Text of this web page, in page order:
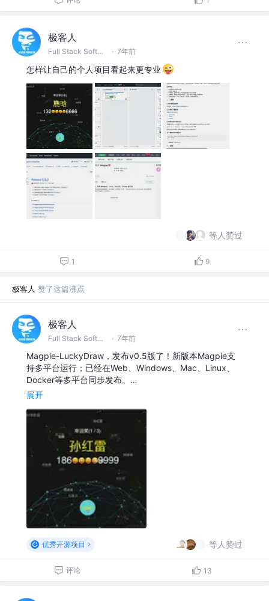
极客人
Full Stack Software Engineer & DevOps @字节跳动 · 7年前
怎样让自己的个人项目看起来更专业
等人赞过
1 9
极客人 赞了这篇沸点
极客人
Full Stack Software Engineer & DevOps @字节跳动 · 7年前
Magpie-LuckyDraw，发布v0.5版了！新版本Magpie支
持多平台运行；已经在Web、Windows、Mac、Linux、
Docker等多平台同步发布。…
展开
优秀开源项目 等人赞过
评论 13